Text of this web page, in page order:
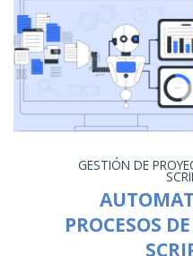
GESTIÓN DE
PROCESOS